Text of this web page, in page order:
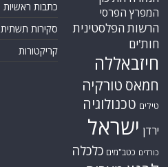
המפרץ הפרסי
הרשות הפלסטינית
חות'ים
חיזבאללה
חמאס טורקיה
טילים טכנולוגיה
ירדן ישראל
כורדים כטב"מים כלכלה
כתבות ראשיות
סקירות תשתית
קריקטורות